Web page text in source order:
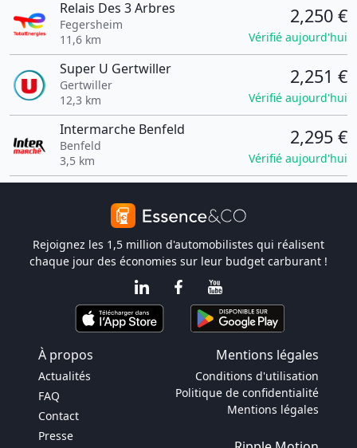
Relais Des 3 Arbres
Fegersheim
11,6 km
2,250 €
Vérifié aujourd'hui
Super U Gertwiller
Gertwiller
12,3 km
2,251 €
Vérifié aujourd'hui
Intermarche Benfeld
Benfeld
3,5 km
2,295 €
Vérifié aujourd'hui
Rejoignez les 1,5 million d'automobilistes qui réalisent
chaque jour des économies sur leur budget carburant !
À propos Mentions légales
Actualités
FAQ
Contact
Presse
Conditions d'utilisation
Politique de confidentialité
Mentions légales